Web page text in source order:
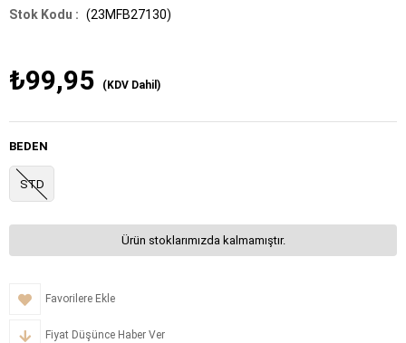
(23MFB27130)
₺99,95 (KDV Dahil)
BEDEN
STD
Ürün stoklarımızda kalmamıştır.
Favorilere Ekle
Fiyat Düşünce Haber Ver